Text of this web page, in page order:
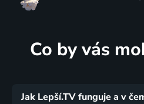
Co by vás
Jak Lepší.TV funguje a v